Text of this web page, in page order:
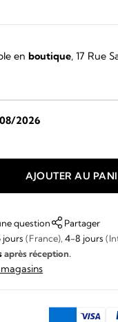
en boutique, 17 Rue
2026
AJOUTER AU
question
Partager
jours (France), 4-8 jours
après réception.